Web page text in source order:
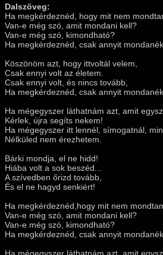
Dalszöveg:
Ha megkérdeznéd, hogy mit nem
Van-e még szó, amit mondani kell?
Van-e még szó, kimondható?
Ha megkérdeznéd, csak annyit
Köszönöm azt, hogy ittvoltál velem,
Csak ennyi volt az életem.
Csak ennyi volt, és nincs tovább,
Ha megkérdeznéd, csak annyit
Ha mégegyszer láthatnám azt, amit
Kérlek, újra segíts nekem!
Ha mégegyszer itt lennél, símogatnál,
Nélküled nem érezhetem.
Bárki mondja, el ne hidd!
Hiába volt a sok beszéd...
A szívedben őrizd tovább,
És el ne hagyd senkiért!
Ha megkérdeznéd,hogy mit nem
Van-e még szó, amit mondani kell?
Van-e még szó, kimondható?
Ha megkérdeznéd, csak annyit
Ha mégegyszer láthatnám azt, amit